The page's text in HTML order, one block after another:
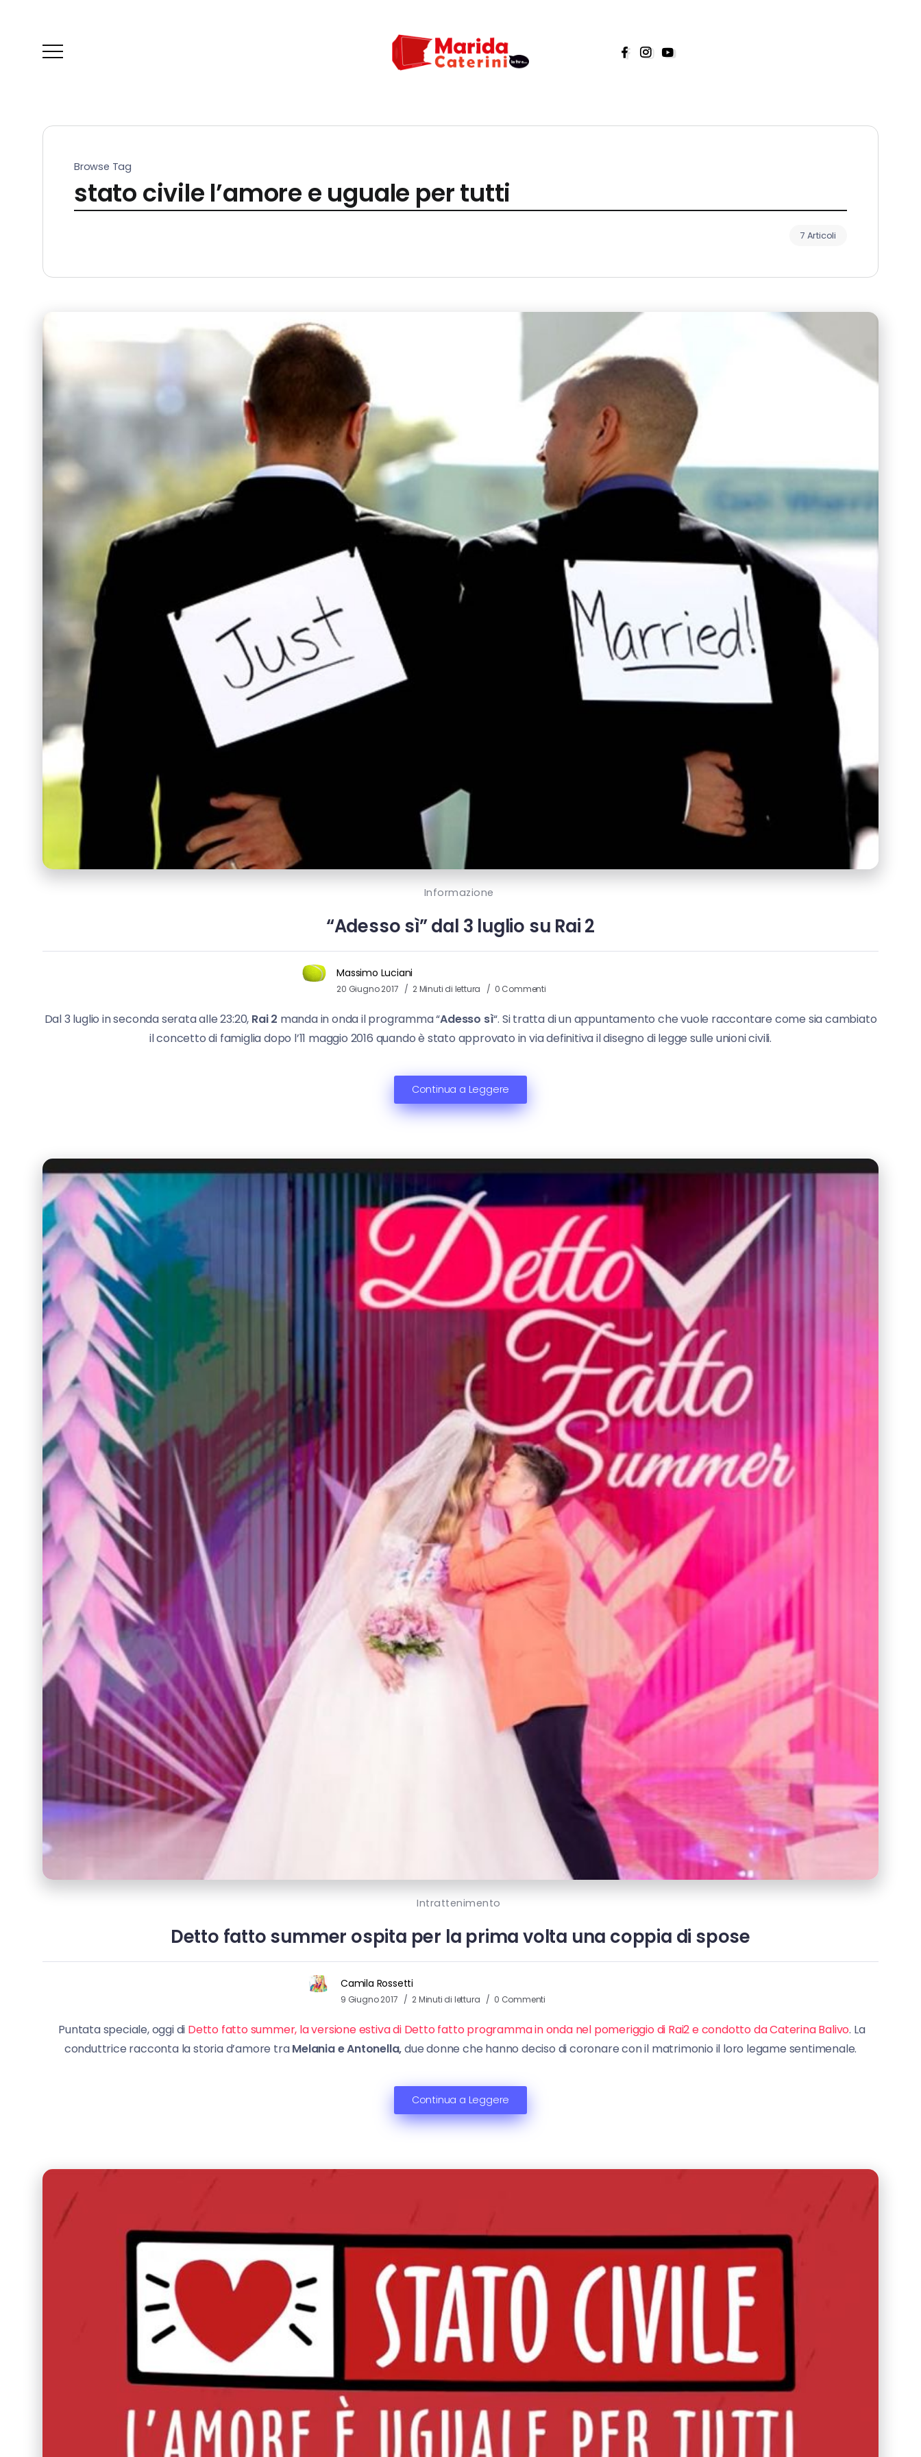
Browse Tag
stato civile l’amore e uguale per tutti
7 Articoli
Informazione
“Adesso sì” dal 3 luglio su Rai 2
Massimo Luciani
20 Giugno 2017 2 Minuti di lettura 0 Commenti
Dal 3 luglio in seconda serata alle 23:20, Rai 2 manda in onda il programma “Adesso sì“. Si tratta di un appuntamento che vuole raccontare come sia cambiato
il concetto di famiglia dopo l’11 maggio 2016 quando è stato approvato in via definitiva il disegno di legge sulle unioni civili.
Continua a Leggere
Intrattenimento
Detto fatto summer ospita per la prima volta una coppia di spose
Camila Rossetti
9 Giugno 2017 2 Minuti di lettura 0 Commenti
Puntata speciale, oggi di Detto fatto summer, la versione estiva di Detto fatto programma in onda nel pomeriggio di Rai2 e condotto da Caterina Balivo. La
conduttrice racconta la storia d’amore traMelania e Antonella,due donne che hanno deciso di coronare con il matrimonio il loro legame sentimenale.
Continua a Leggere